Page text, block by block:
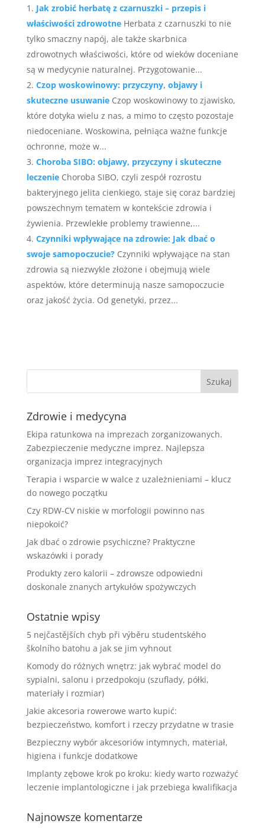
Jak zrobić herbatę z czarnuszki – przepis i
właściwości zdrowotne Herbata z czarnuszki to nie
tylko smaczny napój, ale także skarbnica
zdrowotnych właściwości, które od wieków doceniane
są w medycynie naturalnej. Przygotowanie...
Czop woskowinowy: przyczyny, objawy i
skuteczne usuwanie Czop woskowinowy to zjawisko,
które dotyka wielu z nas, a mimo to często pozostaje
niedoceniane. Woskowina, pełniąca ważne funkcje
ochronne, może w...
Choroba SIBO: objawy, przyczyny i skuteczne
leczenie Choroba SIBO, czyli zespół rozrostu
bakteryjnego jelita cienkiego, staje się coraz bardziej
powszechnym tematem w kontekście zdrowia i
żywienia. Przewlekłe problemy trawienne,...
Czynniki wpływające na zdrowie: Jak dbać o
swoje samopoczucie? Czynniki wpływające na stan
zdrowia są niezwykle złożone i obejmują wiele
aspektów, które determinują nasze samopoczucie
oraz jakość życia. Od genetyki, przez...
Zdrowie i medycyna
Ekipa ratunkowa na imprezach zorganizowanych.
Zabezpieczenie medyczne imprez. Najlepsza
organizacja imprez integracyjnych
Terapia i wsparcie w walce z uzależnieniami – klucz
do nowego początku
Czy RDW-CV niskie w morfologii powinno nas
niepokoić?
Jak dbać o zdrowie psychiczne? Praktyczne
wskazówki i porady
Produkty zero kalorii – zdrowsze odpowiedni
doskonale znanych artykułów spożywczych
Ostatnie wpisy
5 nejčastějších chyb při výběru studentského
školního batohu a jak se jim vyhnout
Komody do różnych wnętrz: jak wybrać model do
sypialni, salonu i przedpokoju (szuflady, półki,
materiały i rozmiar)
Jakie akcesoria rowerowe warto kupić:
bezpieczeństwo, komfort i rzeczy przydatne w trasie
Bezpieczny wybór akcesoriów intymnych, materiał,
higiena i funkcje dodatkowe
Implanty zębowe krok po kroku: kiedy warto rozważyć
leczenie implantologiczne i jak przebiega kwalifikacja
Najnowsze komentarze